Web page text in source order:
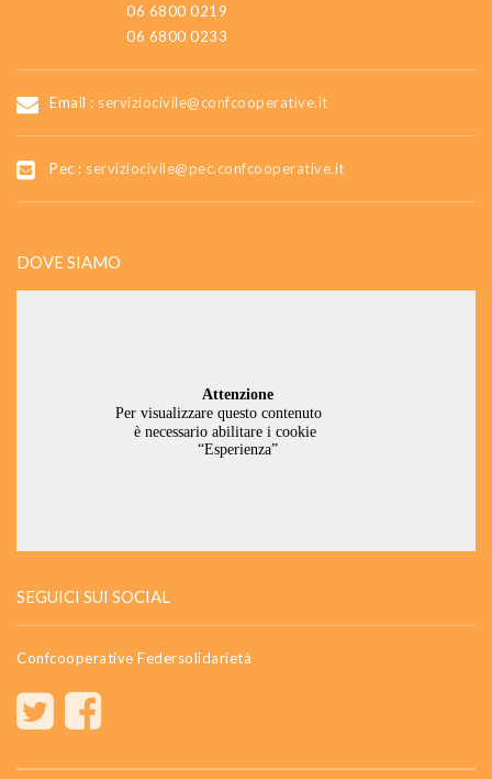
06 6800 0219
06 6800 0233
Email : serviziocivile@confcooperative.it
Pec : serviziocivile@pec.confcooperative.it
DOVE SIAMO
SEGUICI SUI SOCIAL
Confcooperative Federsolidarietà